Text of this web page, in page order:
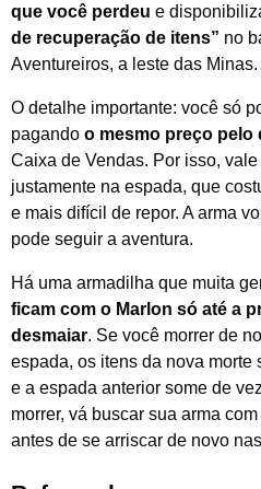
que você perdeu e
de recuperação de itens” no
Aventureiros, a leste das Minas.
O detalhe importante: você só
pagando o mesmo preço pelo
Caixa de Vendas. Por isso,
justamente na espada, que
e mais difícil de repor. A arma
pode seguir a aventura.
Há uma armadilha que muita
ficam com o Marlon só até a
desmaiar. Se você morrer de
espada, os itens da nova
e a espada anterior some de
morrer, vá buscar sua arma
antes de se arriscar de novo